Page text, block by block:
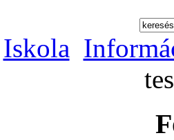
Iskola